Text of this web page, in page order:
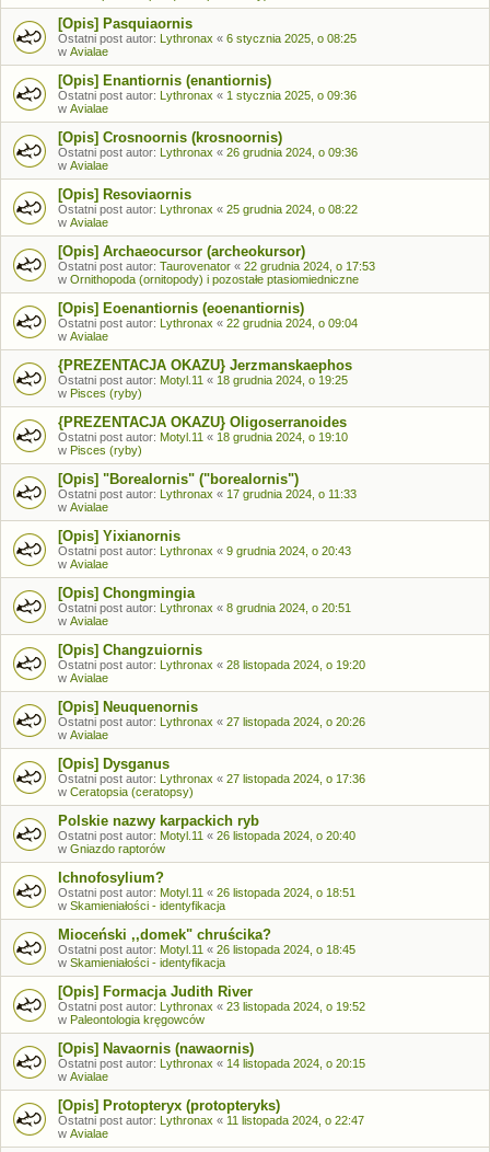
[Opis] Pasquiaornis
Ostatni post autor: Lythronax « 6 stycznia 2025, o 08:25
w Avialae
[Opis] Enantiornis (enantiornis)
Ostatni post autor: Lythronax « 1 stycznia 2025, o 09:36
w Avialae
[Opis] Crosnoornis (krosnoornis)
Ostatni post autor: Lythronax « 26 grudnia 2024, o 09:36
w Avialae
[Opis] Resoviaornis
Ostatni post autor: Lythronax « 25 grudnia 2024, o 08:22
w Avialae
[Opis] Archaeocursor (archeokursor)
Ostatni post autor: Taurovenator « 22 grudnia 2024, o 17:53
w Ornithopoda (ornitopody) i pozostałe ptasiomiedniczne
[Opis] Eoenantiornis (eoenantiornis)
Ostatni post autor: Lythronax « 22 grudnia 2024, o 09:04
w Avialae
{PREZENTACJA OKAZU} Jerzmanskaephos
Ostatni post autor: Motyl.11 « 18 grudnia 2024, o 19:25
w Pisces (ryby)
{PREZENTACJA OKAZU} Oligoserranoides
Ostatni post autor: Motyl.11 « 18 grudnia 2024, o 19:10
w Pisces (ryby)
[Opis] "Borealornis" ("borealornis")
Ostatni post autor: Lythronax « 17 grudnia 2024, o 11:33
w Avialae
[Opis] Yixianornis
Ostatni post autor: Lythronax « 9 grudnia 2024, o 20:43
w Avialae
[Opis] Chongmingia
Ostatni post autor: Lythronax « 8 grudnia 2024, o 20:51
w Avialae
[Opis] Changzuiornis
Ostatni post autor: Lythronax « 28 listopada 2024, o 19:20
w Avialae
[Opis] Neuquenornis
Ostatni post autor: Lythronax « 27 listopada 2024, o 20:26
w Avialae
[Opis] Dysganus
Ostatni post autor: Lythronax « 27 listopada 2024, o 17:36
w Ceratopsia (ceratopsy)
Polskie nazwy karpackich ryb
Ostatni post autor: Motyl.11 « 26 listopada 2024, o 20:40
w Gniazdo raptorów
Ichnofosylium?
Ostatni post autor: Motyl.11 « 26 listopada 2024, o 18:51
w Skamieniałości - identyfikacja
Mioceński ,,domek" chruścika?
Ostatni post autor: Motyl.11 « 26 listopada 2024, o 18:45
w Skamieniałości - identyfikacja
[Opis] Formacja Judith River
Ostatni post autor: Lythronax « 23 listopada 2024, o 19:52
w Paleontologia kręgowców
[Opis] Navaornis (nawaornis)
Ostatni post autor: Lythronax « 14 listopada 2024, o 20:15
w Avialae
[Opis] Protopteryx (protopteryks)
Ostatni post autor: Lythronax « 11 listopada 2024, o 22:47
w Avialae